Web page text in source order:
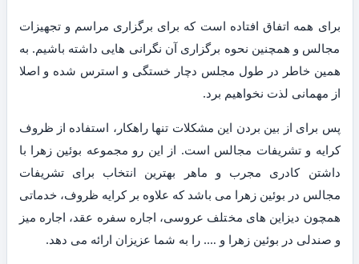
برای همه اتفاق افتاده است که برای برگزاری مراسم و تجهیزات
مجالس و همچنین نحوه برگزاری آن نگرانی هایی داشته باشیم. به
همین خاطر در طول مجلس دچار خستگی و استرس شده و اصلا
از مهمانی لذت نخواهیم برد.
پس برای از بین بردن این مشکلات تنها راهکار، استفاده از ظروف
کرایه و تشریفات مجالس است. از این رو مجموعه بوئین زهرا با
داشتن کادری مجرب و ماهر بهترین انتخاب برای تشریفات
مجالس در بوئین زهرا می باشد که علاوه بر کرایه ظروف، خدماتی
همچون دیزاین های مختلف عروسی، اجاره سفره عقد، اجاره میز
و صندلی در بوئین زهرا و …. را به شما عزیزان ارائه می دهد.